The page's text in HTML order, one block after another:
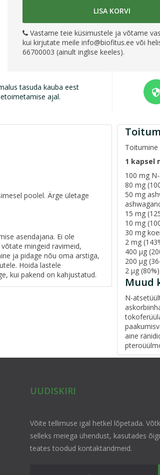
LISA KORVI
Vastame teie küsimustele ja võtame
kui kirjutate meile info@biofitus.ee või
66700003 (ainult inglise keeles).
tasuda kauba eest
ajal.
security
poolel. Ärge ületage
asendajana. Ei ole
mingeid ravimeid,
ja pidage nõu oma arstiga,
Hoida lastele
kui pakend on kahjustatud.
Toitumine
1 kapsel
100 mg
80 mg
50 mg
15 mg
10 mg
30 mg
2 mg
400 μg
200 μg
2 μg
Muud
N-
aine
UUDISKIRI
Võite tellimuse igal hetkel lõpetada.
selleks meiega ühendust, kasutades
teates toodud kontaktandmeid.